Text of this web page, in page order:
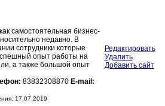
самостоятельная бизнес-
недавно. В
сотрудники которые
опыт работы на
а также большой опыт
83832308870 E-mail:
17.07.2019
Редактировать
Удалить
Добавить сайт